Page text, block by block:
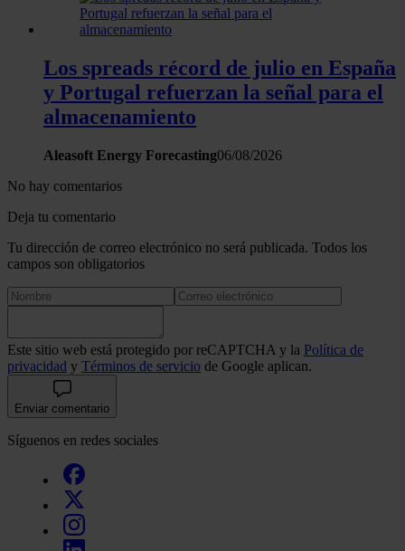
sitio web con nuestros partners de redes sociales,
análisis web, quienes pueden combinarla con otra
hecho de sus servicios.
Los spreads récord de julio en España
y Portugal refuerzan la señal para el
almacenamiento
Aleasoft Energy Forecasting06/08/2026
No hay comentarios
Deja tu comentario
Tu dirección de correo electrónico no será publicada. Todos los
campos son obligatorios
Este sitio web está protegido por reCAPTCHA y la Política de
privacidad y Términos de servicio de Google aplican.
Enviar comentario
Síguenos en redes sociales